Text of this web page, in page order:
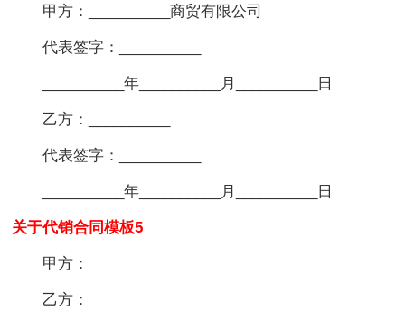
甲方：__________商贸有限公司
代表签字：__________
__________年__________月__________日
乙方：__________
代表签字：__________
__________年__________月__________日
关于代销合同模板5
甲方：
乙方：